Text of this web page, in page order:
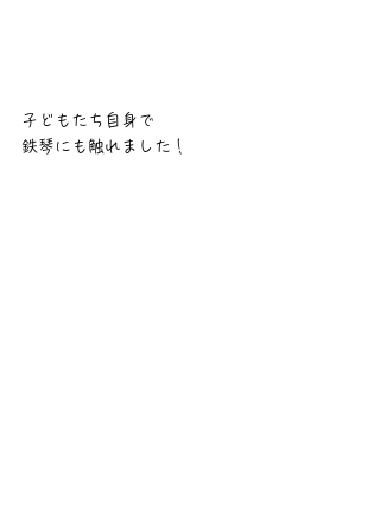
子どもたち自身で
鉄琴にも触れました！